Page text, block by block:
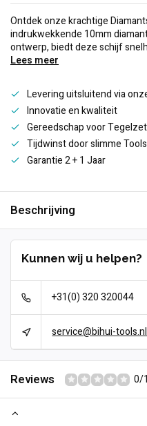
Ontdek onze krachtige
indrukwekkende 10mm
ontwerp, biedt deze schijf
Lees meer
Levering uitsluitend via
Innovatie en kwaliteit
Gereedschap voor
Tijdwinst door slimme Tools
Garantie 2 + 1 Jaar
Beschrijving
Kunnen wij u helpen?
+31(0) 320 320044
service@bihui-tools.nl
Reviews 0/